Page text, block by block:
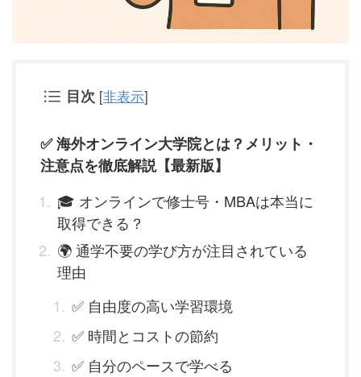
目次 [非表示]
✅ 海外オンライン大学院とは？メリット・
注意点を徹底解説【最新版】
🎓 オンラインで修士号・MBAは本当に
取得できる？
🌍 通学不要の学び方が注目されている
理由
✅ 自由度の高い学習環境
✅ 時間とコストの節約
✅ 自分のペースで学べる